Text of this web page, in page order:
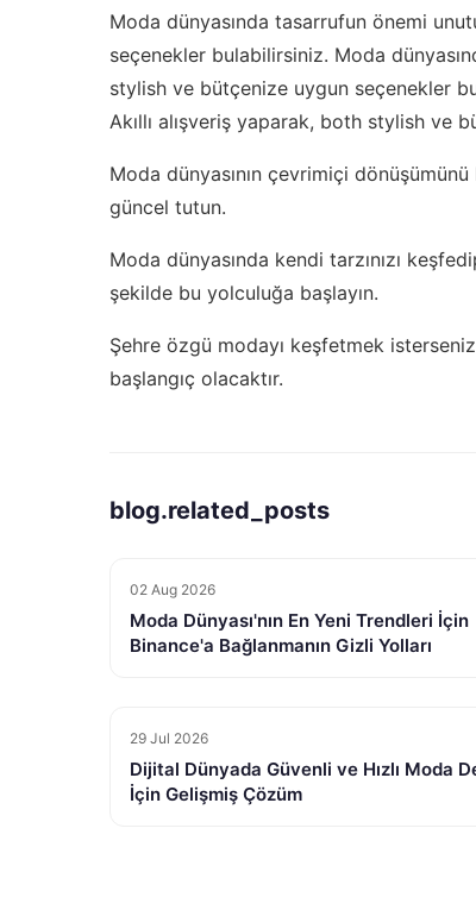
Moda dünyasında tasarrufun önemi
seçenekler bulabilirsiniz. Moda
stylish ve bütçenize uygun seçenekler
Akıllı alışveriş yaparak, both stylish ve
Moda dünyasının çevrimiçi
güncel tutun.
Moda dünyasında kendi tarzınızı
şekilde bu yolculuğa başlayın.
Şehre özgü modayı keşfetmek
başlangıç olacaktır.
blog.related_posts
02 Aug 2026
Moda Dünyası'nın En Yeni Trendleri İçin
Binance'a Bağlanmanın Gizli Yolları
29 Jul 2026
Dijital Dünyada Güvenli ve Hızlı Moda
İçin Gelişmiş Çözüm